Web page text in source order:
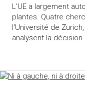
L'UE a largement
plantes. Quatre
l'Université de
analysent la décision